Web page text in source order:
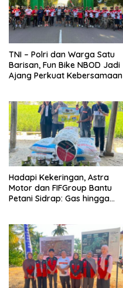
TNI – Polri dan Warga Satu
Barisan, Fun Bike NBOD Jadi
Ajang Perkuat Kebersamaan
Hadapi Kekeringan, Astra
Motor dan FIFGroup Bantu
Petani Sidrap: Gas hingga